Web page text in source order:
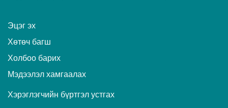
Эцэг эх
Хөтөч багш
Холбоо барих
Мэдээлэл хамгаалах
Хэрэглэгчийн бүртгэл устгах